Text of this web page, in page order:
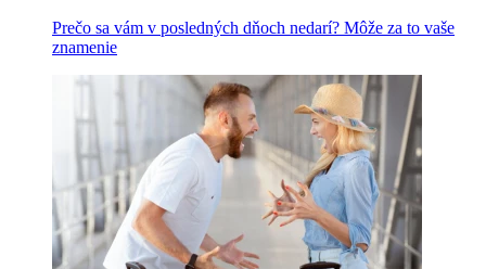
Prečo sa vám v posledných dňoch nedarí? Môže za to vaše
znamenie